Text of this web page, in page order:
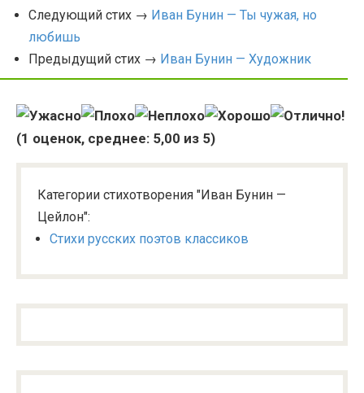
Следующий стих → Иван Бунин — Ты чужая, но
любишь
Предыдущий стих → Иван Бунин — Художник
(1 оценок, среднее: 5,00 из 5)
Категории стихотворения "Иван Бунин —
Цейлон":
Стихи русских поэтов классиков